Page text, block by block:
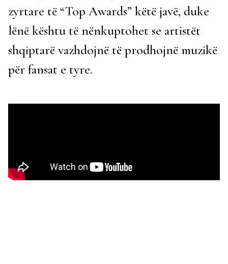
zyrtare të “Top Awards” këtë javë, duke
lënë kështu të nënkuptohet se artistët
shqiptarë vazhdojnë të prodhojnë muzikë
për fansat e tyre.